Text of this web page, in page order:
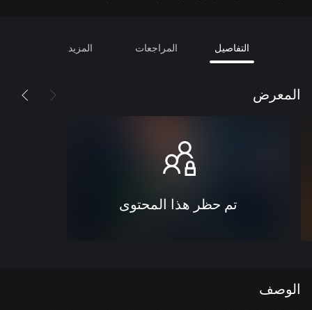
التفاصيل المراجعات المزيد
المعرض
تم حظر هذا المحتوى
الوصف